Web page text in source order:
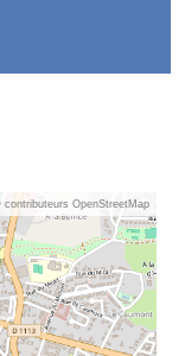
contributeurs OpenStreetMap